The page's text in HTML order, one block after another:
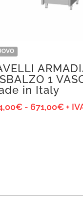
1
in Italy
€ - 671,00€ +